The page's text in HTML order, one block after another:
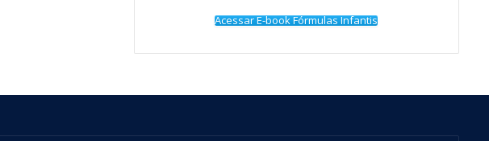
Acessar E-book Fórmulas Infantis